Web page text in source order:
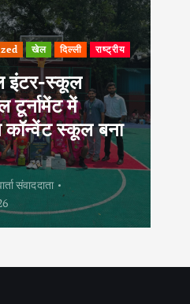
कैडेटों ने
डिफेंडर कोर्स
पूर्ण किया
संवाददाता